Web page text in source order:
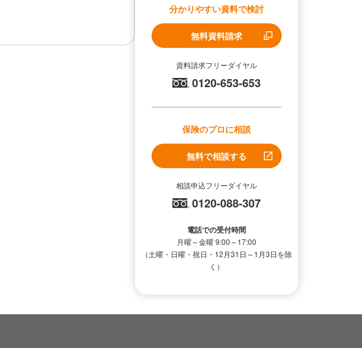
分かりやすい資料で検討
無料資料請求
資料請求フリーダイヤル
0120-653-653
保険のプロに相談
無料で相談する
相談申込フリーダイヤル
0120-088-307
電話での受付時間
月曜～金曜 9:00～17:00
（土曜・日曜・祝日・12月31日～1月3日を除
く）